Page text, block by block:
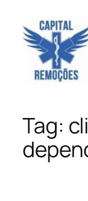
para
conteúdo
Tag: